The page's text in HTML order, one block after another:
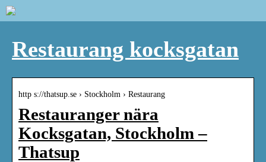
Restaurang kocksgatan
http s://thatsup.se › Stockholm › Restaurang
Restauranger nära
Kocksgatan, Stockholm –
Thatsup